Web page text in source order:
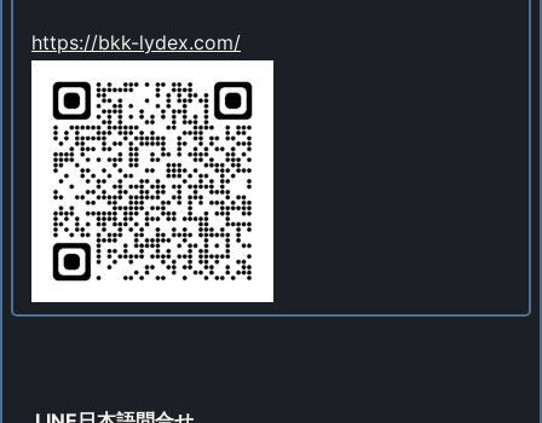
https://bkk-lydex.com/